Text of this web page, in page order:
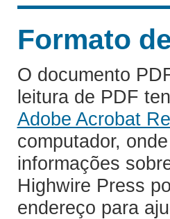
Formato
O documento
leitura de PDF
Adobe Acrobat
computador,
informações
Highwire Press
endereço para